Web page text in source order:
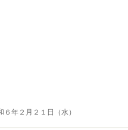
６年２月２１日（水）